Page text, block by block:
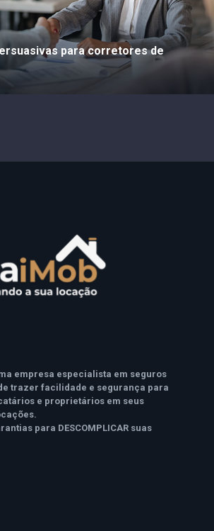
para corretores de
empresa especialista em seguros
trazer facilidade e segurança para
e proprietários em seus
para DESCOMPLICAR suas